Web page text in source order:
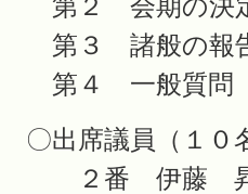
第２ 会期の決
第３ 諸般の報
第４ 一般質問
〇出席議員（１０
２番 伊藤